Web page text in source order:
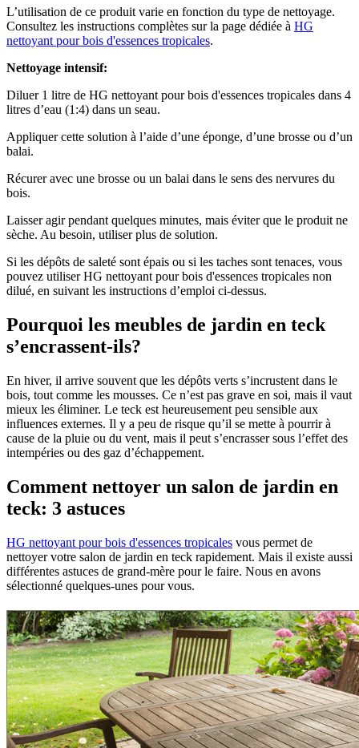
L’utilisation de ce produit varie en fonction du type de nettoyage.
Consultez les instructions complètes sur la page dédiée à HG
nettoyant pour bois d'essences tropicales.
Nettoyage intensif:
Diluer 1 litre de HG nettoyant pour bois d'essences tropicales dans 4
litres d’eau (1:4) dans un seau.
Appliquer cette solution à l’aide d’une éponge, d’une brosse ou d’un
balai.
Récurer avec une brosse ou un balai dans le sens des nervures du
bois.
Laisser agir pendant quelques minutes, mais éviter que le produit ne
sèche. Au besoin, utiliser plus de solution.
Si les dépôts de saleté sont épais ou si les taches sont tenaces, vous
pouvez utiliser HG nettoyant pour bois d'essences tropicales non
dilué, en suivant les instructions d’emploi ci-dessus.
Pourquoi les meubles de jardin en teck
s’encrassent-ils?
En hiver, il arrive souvent que les dépôts verts s’incrustent dans le
bois, tout comme les mousses. Ce n’est pas grave en soi, mais il vaut
mieux les éliminer. Le teck est heureusement peu sensible aux
influences externes. Il y a peu de risque qu’il se mette à pourrir à
cause de la pluie ou du vent, mais il peut s’encrasser sous l’effet des
intempéries ou des gaz d’échappement.
Comment nettoyer un salon de jardin en
teck: 3 astuces
HG nettoyant pour bois d'essences tropicales vous permet de
nettoyer votre salon de jardin en teck rapidement. Mais il existe aussi
différentes astuces de grand-mère pour le faire. Nous en avons
sélectionné quelques-unes pour vous.